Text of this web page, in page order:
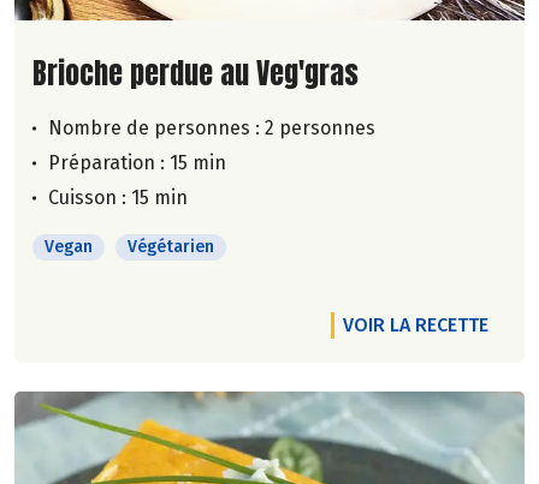
Lire la suite de la recette
Brioche perdue au Veg'gras
Nombre de personnes : 2 personnes
Préparation : 15 min
Cuisson : 15 min
Vegan Végétarien
VOIR LA RECETTE